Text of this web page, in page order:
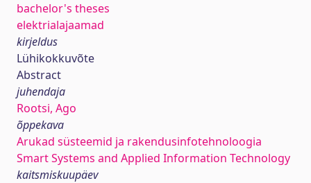
bachelor's theses
elektrialajaamad
kirjeldus
Lühikokkuvõte
Abstract
juhendaja
Rootsi, Ago
õppekava
Arukad süsteemid ja rakendusinfotehnoloogia
Smart Systems and Applied Information Technology
kaitsmiskuupäev